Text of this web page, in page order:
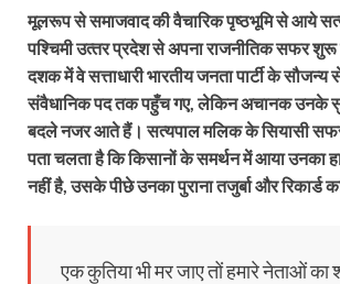
मूलरूप से समाजवाद की वैचारिक पृष्ठभूमि‍ से आये
पश्चिमी उत्‍तर प्रदेश से अपना राजनीतिक सफर शुरू
दशक में वे सत्ताधारी भारतीय जनता पार्टी के सौजन्य
संवैधानिक पद तक पहुँच गए, लेकिन अचानक
बदले नजर आते हैं। सत्यपाल मलिक के सियासी
पता चलता है कि किसानों के समर्थन में आया उनका
नहीं है, उसके पीछे उनका पुराना तजुर्बा और रिकार्ड
एक कुतिया भी मर जाए तों हमारे नेताओं